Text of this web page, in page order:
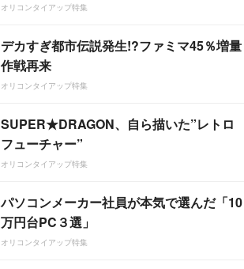
オリコンタイアップ特集
デカすぎ都市伝説発生!?ファミマ45％増量
作戦再来
オリコンタイアップ特集
SUPER★DRAGON、自ら描いた”レトロ
フューチャー”
オリコンタイアップ特集
パソコンメーカー社員が本気で選んだ「10
万円台PC３選」
オリコンタイアップ特集